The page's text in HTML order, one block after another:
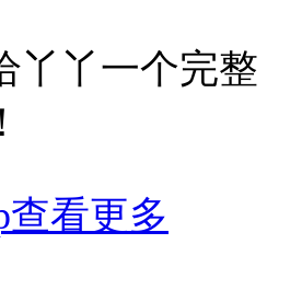
丫丫一个完整
看更多